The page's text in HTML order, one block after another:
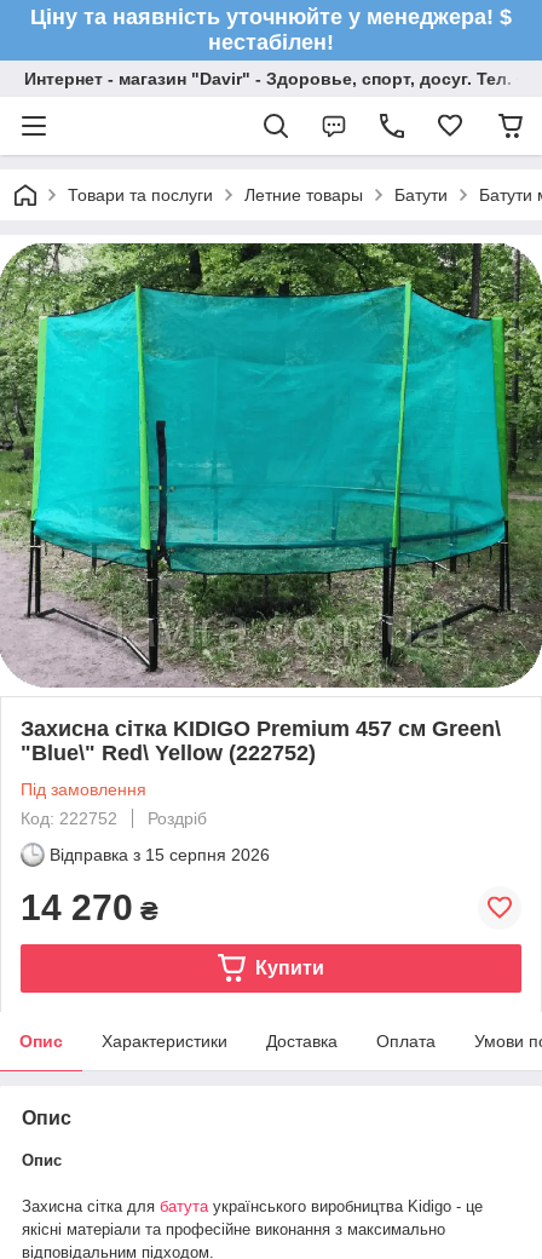
Ціну та наявність уточнюйте у менеджера! $
нестабілен!
Интернет - магазин "Davir" - Здоровье, спорт, досуг. Тел.
Товари та послуги Летние товары Батути Батути
Захисна сітка KIDIGO Premium 457 см Green\
"Blue\" Red\ Yellow (222752)
Під замовлення
Код: 222752
Роздріб
Відправка з 15 серпня 2026
14 270 ₴
Купити
Опис Характеристики Доставка Оплата Умови
Опис
Опис
Захисна сітка для батута українського виробництва Kidigo - це
якісні матеріали та професійне виконання з максимально
відповідальним підходом.